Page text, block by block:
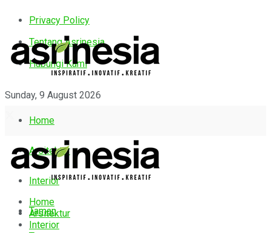
Privacy Policy
Tentang Asrinesia
Hubungi Kami
Sunday, 9 August 2026
Home
Arsitektur
Interior
Taman
Home
Arsitektur
Interior